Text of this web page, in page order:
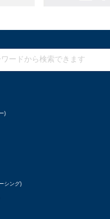
)
シング)